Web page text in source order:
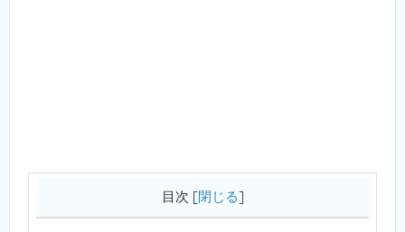
目次 [閉じる]